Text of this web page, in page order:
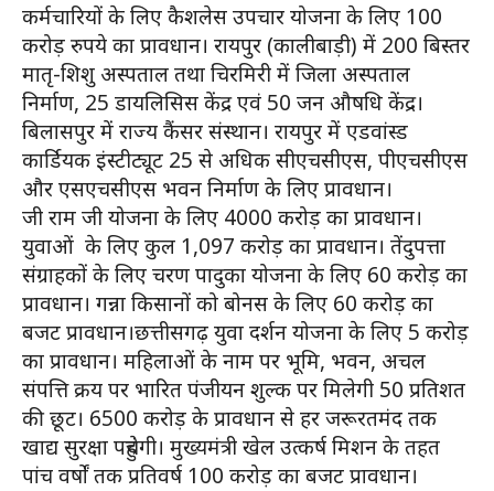
कर्मचारियों के लिए कैशलेस उपचार योजना के लिए 100
करोड़ रुपये का प्रावधान। रायपुर (कालीबाड़ी) में 200 बिस्तर
मातृ-शिशु अस्पताल तथा चिरमिरी में जिला अस्पताल
निर्माण, 25 डायलिसिस केंद्र एवं 50 जन औषधि केंद्र।
बिलासपुर में राज्य कैंसर संस्थान। रायपुर में एडवांस्ड
कार्डियक इंस्टीट्यूट 25 से अधिक सीएचसीएस, पीएचसीएस
और एसएचसीएस भवन निर्माण के लिए प्रावधान।
जी राम जी योजना के लिए 4000 करोड़ का प्रावधान।
युवाओं के लिए कुल 1,097 करोड़ का प्रावधान। तेंदुपत्ता
संग्राहकों के लिए चरण पादुका योजना के लिए 60 करोड़ का
प्रावधान। गन्ना किसानों को बोनस के लिए 60 करोड़ का
बजट प्रावधान।छत्तीसगढ़ युवा दर्शन योजना के लिए 5 करोड़
का प्रावधान। महिलाओं के नाम पर भूमि, भवन, अचल
संपत्ति क्रय पर भारित पंजीयन शुल्क पर मिलेगी 50 प्रतिशत
की छूट। 6500 करोड़ के प्रावधान से हर जरूरतमंद तक
खाद्य सुरक्षा पहुंचेगी। मुख्यमंत्री खेल उत्कर्ष मिशन के तहत
पांच वर्षों तक प्रतिवर्ष 100 करोड़ का बजट प्रावधान।